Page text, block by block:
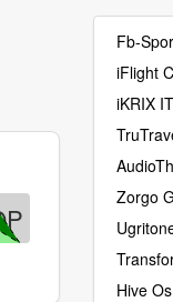
Fb-
iFlight
iKRIX
Zorgo
Hive